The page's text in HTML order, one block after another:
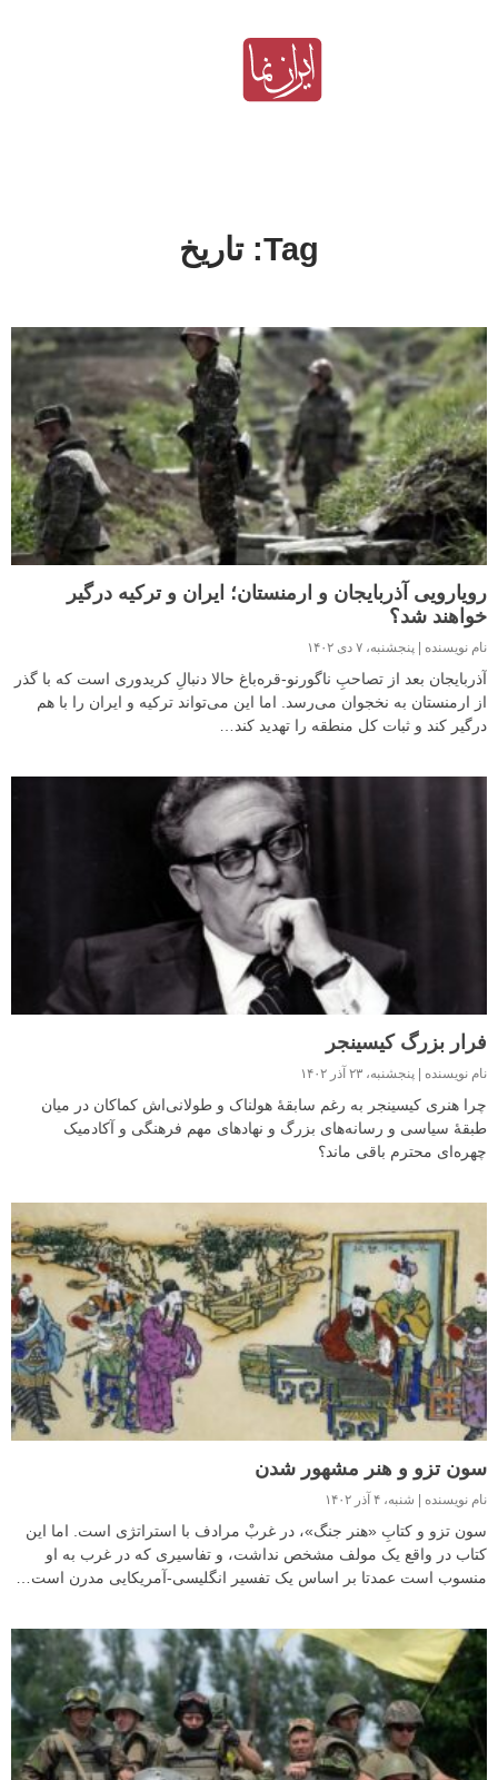
Tag: تاریخ
رویارویی آذربایجان و ارمنستان؛ ایران و ترکیه درگیر
خواهند شد؟
نام نویسنده پنجشنبه، ۷ دی ۱۴۰۲
آذربایجان بعد از تصاحبِ ناگورنو-قره‌باغ حالا دنبالِ کریدوری است که با گذر
از ارمنستان به نخجوان می‌رسد. اما این می‌تواند ترکیه و ایران را با هم
درگیر کند و ثبات کل منطقه را تهدید کند…
فرار بزرگ کیسینجر
نام نویسنده پنجشنبه، ۲۳ آذر ۱۴۰۲
چرا هنری کیسینجر به رغم سابقهٔ هولناک و طولانی‌اش کماکان در میان
طبقهٔ سیاسی و رسانه‌های بزرگ و نهادهای مهم فرهنگی و آکادمیک
چهره‌ای محترم باقی ماند؟
سون تزو و هنر مشهور شدن
نام نویسنده شنبه، ۴ آذر ۱۴۰۲
سون تزو و کتابِ «هنر جنگ»، در غربْ مرادف با استراتژی است. اما این
کتاب در واقع یک مولف مشخص نداشت، و تفاسیری که در غرب به او
منسوب است عمدتا بر اساس یک تفسیر انگلیسی-آمریکایی مدرن است…